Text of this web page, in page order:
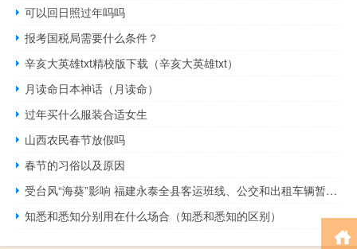
可以回日照过年吗吗
报考国税局需要什么条件？
辛亥大英雄txt精校版下载（辛亥大英雄txt）
月读命日本神话（月读命）
过年买什么服装合适女生
山西农民春节放假吗
春节的习俗以及原因
受台风“海葵”影响 福建永泰全县客运班线、公交和出租车辆暂停营运
知悉和悉知分别用在什么场合（知悉和悉知的区别）